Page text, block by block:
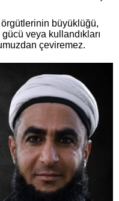
örgütlerinin büyüklüğü,
veya kullandıkları
çeviremez.